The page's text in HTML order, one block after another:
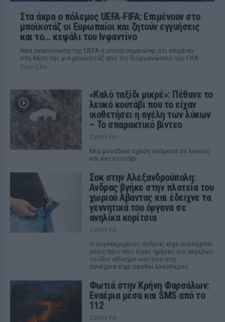
Στα άκρα ο πόλεμος UEFA‑FIFA: Επιμένουν στο
μποϊκοτάζ οι Ευρωπαίοι και ζητούν εγγυήσεις
και το... κεφάλι του Ινφαντίνο
Νέα ανακοίνωση της UEFA η οποία σημειώνει ότι επιμένει
στη θέση της για μποϊκοτάζ από τις διοργανώσεις της FIFA
ΣΉΜΕΡΑ
«Καλό ταξίδι μικρέ»: Πέθανε το
λευκό κουτάβι που το είχαν
υιοθετήσει η αγέλη των λύκων
– Το σπαρακτικό βίντεο
ΣΉΜΕΡΑ
Μια μοναδική σχέση ανάμεσα σε λύκους
και ένα κουτάβι
Σοκ στην Αλεξανδρούπολη:
Ανδρας βγήκε στην πλατεία του
χωριού Αβαντας και έδειχνε τα
γεννητικά του όργανα σε
ανηλίκα κορίτσια
ΣΉΜΕΡΑ
Ο συγκεκριμένος άνδρας είχε συλληφθεί
μόλις πριν από λίγες ημέρες για ακριβώς
το ίδιο αδίκημα ωστόσο στη
συνέχεια είχε αφεθεί ελεύθερος
Φωτιά στην Κρήνη Φαρσάλων:
Εναέρια μέσα και SMS από το
112
ΣΉΜΕΡΑ